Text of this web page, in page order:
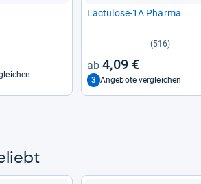
Lac­tu­lose-​1A Pharma
(516)
4,09 €
3 Angebote vergleichen